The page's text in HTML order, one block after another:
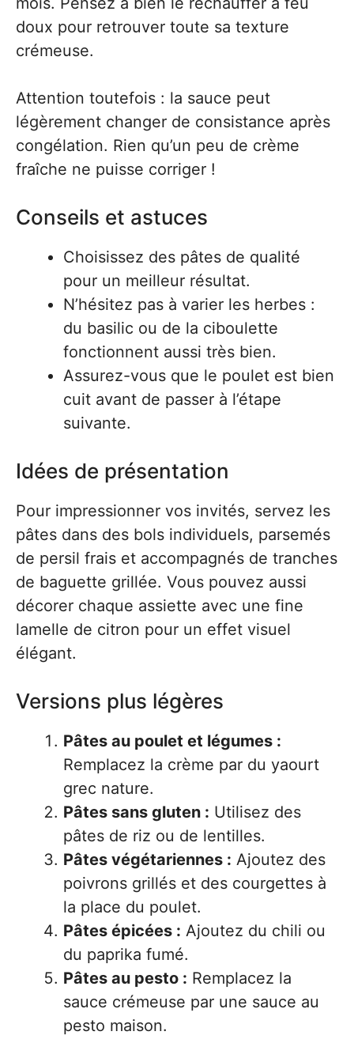
doux pour retrouver toute sa texture
crémeuse.
Attention toutefois : la sauce peut
légèrement changer de consistance après
congélation. Rien qu’un peu de crème
fraîche ne puisse corriger !
Conseils et astuces
Choisissez des pâtes de qualité
pour un meilleur résultat.
N’hésitez pas à varier les herbes :
du basilic ou de la ciboulette
fonctionnent aussi très bien.
Assurez-vous que le poulet est bien
cuit avant de passer à l’étape
suivante.
Idées de présentation
Pour impressionner vos invités, servez les
pâtes dans des bols individuels, parsemés
de persil frais et accompagnés de tranches
de baguette grillée. Vous pouvez aussi
décorer chaque assiette avec une fine
lamelle de citron pour un effet visuel
élégant.
Versions plus légères
Pâtes au poulet et légumes :
Remplacez la crème par du yaourt
grec nature.
Pâtes sans gluten : Utilisez des
pâtes de riz ou de lentilles.
Pâtes végétariennes : Ajoutez des
poivrons grillés et des courgettes à
la place du poulet.
Pâtes épicées : Ajoutez du chili ou
du paprika fumé.
Pâtes au pesto : Remplacez la
sauce crémeuse par une sauce au
pesto maison.